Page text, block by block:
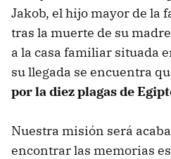
Jakob, el hijo mayor de la
tras la muerte de su
a la casa familiar situada
su llegada se encuentra
por la diez plagas de
Nuestra misión será
encontrar las memorias